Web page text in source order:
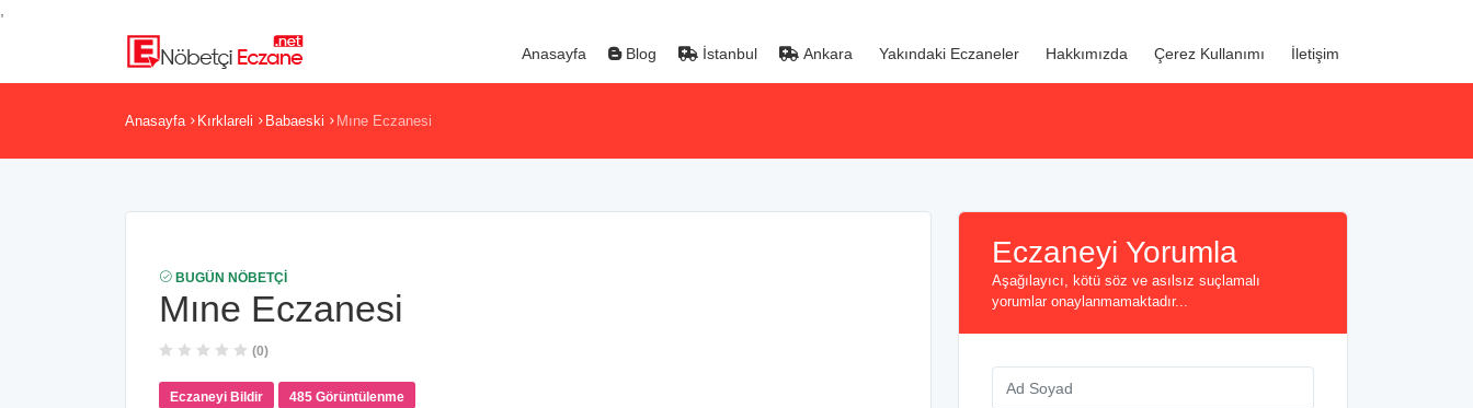
Anasayfa Blog İstanbul Ankara Yakındaki Eczaneler Hakkımızda Çerez Kullanımı İletişim
Anasayfa Kırklareli Babaeski Mıne Eczanesi
BUGÜN NÖBETÇI
Mıne Eczanesi
(0)
Eczaneyi Bildir 485 Görüntülenme
Eczaneyi Yorumla
Aşağılayıcı, kötü söz ve asılsız suçlamalı
yorumlar onaylanmamaktadır...